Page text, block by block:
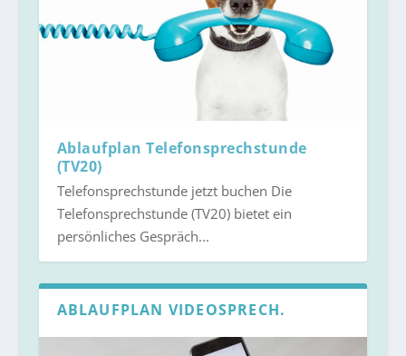
Ablaufplan Telefonsprechstunde
(TV20)
Telefonsprechstunde jetzt buchen Die
Telefonsprechstunde (TV20) bietet ein
persönliches Gespräch...
ABLAUFPLAN VIDEOSPRECH.